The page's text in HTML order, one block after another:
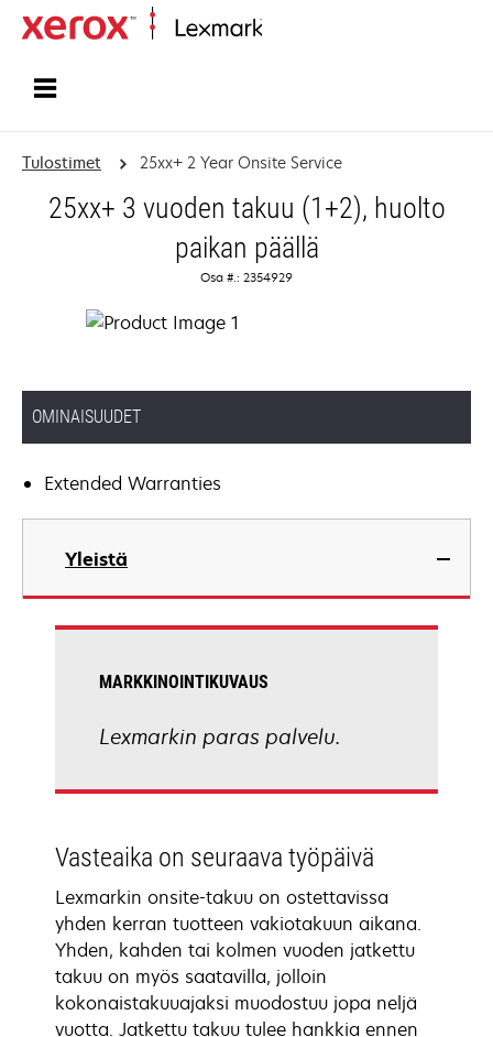
Tulostimet 25xx+ 2 Year Onsite Service
25xx+ 3 vuoden takuu (1+2), huolto
paikan päällä
Osa #.: 2354929
OMINAISUUDET
Extended Warranties
Yleistä
MARKKINOINTIKUVAUS
Lexmarkin paras palvelu.
Vasteaika on seuraava työpäivä
Lexmarkin onsite-takuu on ostettavissa
yhden kerran tuotteen vakiotakuun aikana.
Yhden, kahden tai kolmen vuoden jatkettu
takuu on myös saatavilla, jolloin
kokonaistakuuajaksi muodostuu jopa neljä
vuotta. Jatkettu takuu tulee hankkia ennen